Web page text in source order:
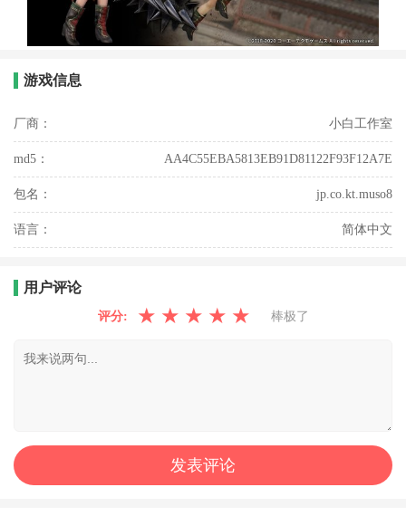
游戏信息
厂商： 小白工作室
md5： AA4C55EBA5813EB91D81122F93F12A7E
包名： jp.co.kt.muso8
语言： 简体中文
用户评论
评分: ★ ★ ★ ★ ★ 棒极了